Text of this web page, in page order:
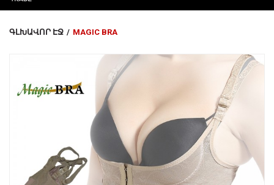
Ֆիտնես
Գեղեցկություն ԵՒ Խնամք
Երեխաների Համար
Լավագույն Վաճառք
ԳԼԽԱՎՈՐ ԷՋ / MAGIC BRA